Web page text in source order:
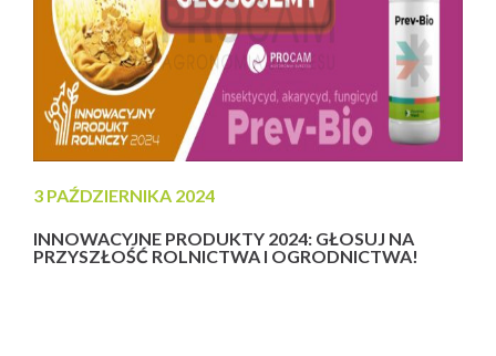
3 PAŹDZIERNIKA 2024
INNOWACYJNE PRODUKTY 2024: GŁOSUJ NA
PRZYSZŁOŚĆ ROLNICTWA I OGRODNICTWA!